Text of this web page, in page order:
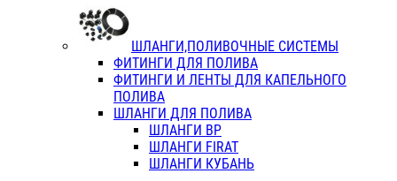
ШЛАНГИ,ПОЛИВОЧНЫЕ СИСТЕМЫ
ФИТИНГИ ДЛЯ ПОЛИВА
ФИТИНГИ И ЛЕНТЫ ДЛЯ КАПЕЛЬНОГО
ПОЛИВА
ШЛАНГИ ДЛЯ ПОЛИВА
ШЛАНГИ ВР
ШЛАНГИ FIRAT
ШЛАНГИ КУБАНЬ